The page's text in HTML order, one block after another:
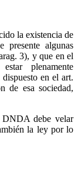
la existencia de
presente algunas
3), y que en el
plenamente
en el art.
de esa sociedad,
DNDA debe velar
la ley por lo